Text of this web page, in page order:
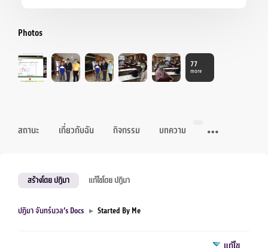
Photos
77
more
สถานะ เกี่ยวกับฉัน กิจกรรม บทความ
สร้างโดย ปฎิมา แก้ไขโดย ปฎิมา
ปฎิมา จันทร์นวล’s Docs ▸ Started By Me